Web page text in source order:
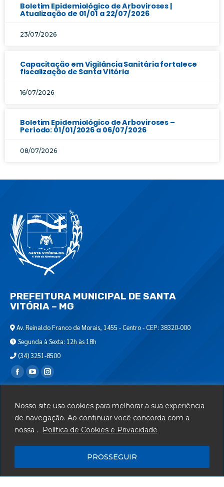
Nosso site usa cookies para melhorar a sua experiência
de navegação. Ao continuar você concorda com a
nossa .
Política de Cookies e Privacidade
PROSSEGUIR
Boletim Epidemiológico de Arboviroses |
Atualização de 01/01 a 22/07/2026
23/07/2026
Capacitação em Vigilância Sanitária fortalece
fiscalização de Santa Vitória
16/07/2026
Boletim Epidemiológico de Arboviroses –
Período: 01/01/2026 a 06/07/2026
08/07/2026
PREFEITURA MUNICIPAL DE SANTA
VITÓRIA – MG
Av. Reinaldo Franco de Morais, 1455 - Centro - CEP: 38320-000
Segunda à Sexta: 12h às 18h
(34) 3251-8500
Encontre-nos em:
Departamento de T.I.
Serviços
Mapa do Site